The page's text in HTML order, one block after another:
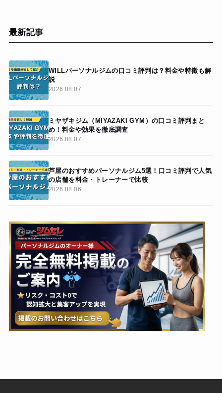
最新記事
WILLパーソナルジムの口コミ評判は？料金や特徴も解
説
2026.08.07
ミヤザキジム（MIYAZAKI GYM）の口コミ評判まと
め！料金や効果を徹底調査
2026.08.07
芦屋のおすすめパーソナルジム5選！口コミ評判で人気
の店舗を料金・トレーナーで比較
2026.08.06